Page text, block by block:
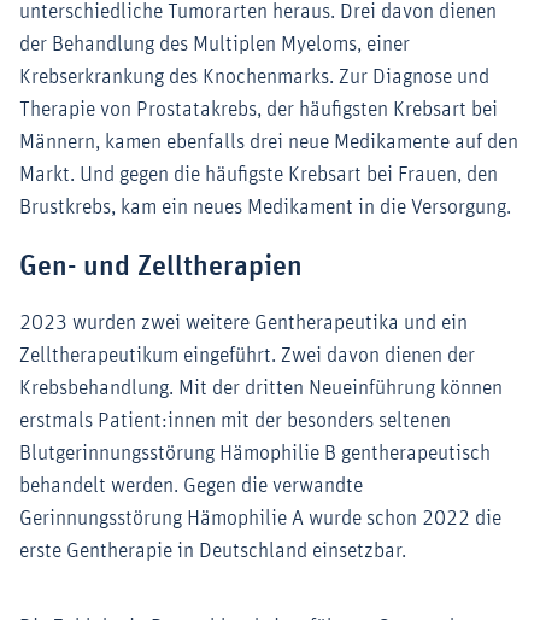
unterschiedliche Tumorarten heraus. Drei davon dienen
der Behandlung des Multiplen Myeloms, einer
Krebserkrankung des Knochenmarks. Zur Diagnose und
Therapie von Prostatakrebs, der häufigsten Krebsart bei
Männern, kamen ebenfalls drei neue Medikamente auf den
Markt. Und gegen die häufigste Krebsart bei Frauen, den
Brustkrebs, kam ein neues Medikament in die Versorgung.
Gen- und Zelltherapien
2023 wurden zwei weitere Gentherapeutika und ein
Zelltherapeutikum eingeführt. Zwei davon dienen der
Krebsbehandlung. Mit der dritten Neueinführung können
erstmals Patient:innen mit der besonders seltenen
Blutgerinnungsstörung Hämophilie B gentherapeutisch
behandelt werden. Gegen die verwandte
Gerinnungsstörung Hämophilie A wurde schon 2022 die
erste Gentherapie in Deutschland einsetzbar.